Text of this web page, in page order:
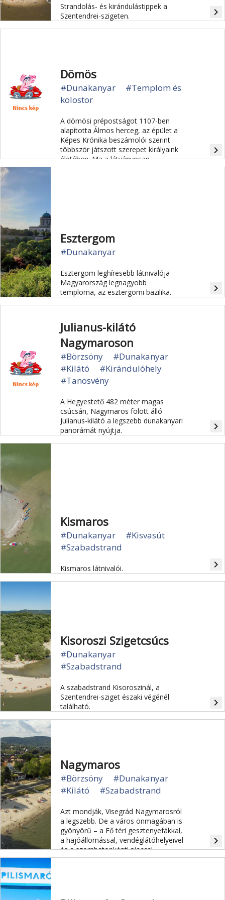
Strandolás- és kirándulástippek a
Szentendrei-szigeten.
navigate_next
Dömös
#Dunakanyar
#Templom és
kolostor
A dömösi prépostságot 1107-ben
alapította Álmos herceg, az épület a
Képes Krónika beszámolói szerint
többször játszott szerepet királyaink
életében. Ma a látványosan
helyreállított prépostsági altemplom
navigate_next
Esztergom
#Dunakanyar
Esztergom leghíresebb látnivalója
Magyarország legnagyobb
temploma, az esztergomi bazilika.
navigate_next
Julianus-kilátó
Nagymaroson
#Börzsöny
#Dunakanyar
#Kilátó
#Kirándulóhely
#Tanösvény
A Hegyestető 482 méter magas
csúcsán, Nagymaros fölött álló
Julianus-kilátó a legszebb dunakanyari
panorámát nyújtja.
navigate_next
Kismaros
#Dunakanyar
#Kisvasút
#Szabadstrand
Kismaros látnivalói. navigate_next
Kisoroszi Szigetcsúcs
#Dunakanyar
#Szabadstrand
A szabadstrand Kisoroszinál, a
Szentendrei-sziget északi végénél
található.
navigate_next
Nagymaros
#Börzsöny
#Dunakanyar
#Kilátó
#Szabadstrand
Azt mondják, Visegrád Nagymarosról
a legszebb. De a város önmagában is
gyönyörű – a Fő téri gesztenyefákkal,
a hajóállomással, vendéglátóhelyeivel
és a szombatonkénti piaccal.
navigate_next